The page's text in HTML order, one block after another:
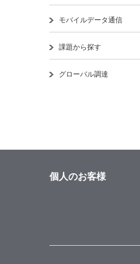
モバイルデータ通信
課題から探す
グローバル調達
個人のお客様